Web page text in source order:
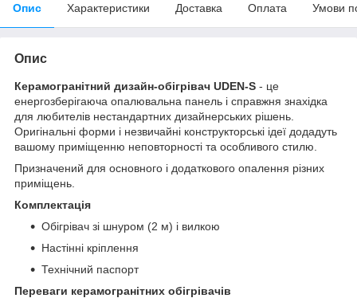
Опис Характеристики Доставка Оплата Умови
Опис
Керамогранітний дизайн-обігрівач UDEN-S - це
енергозберігаюча опалювальна панель і справжня знахідка
для любителів нестандартних дизайнерських рішень.
Оригінальні форми і незвичайні конструкторські ідеї додадуть
вашому приміщенню неповторності та особливого стилю.
Призначений для основного і додаткового опалення різних
приміщень.
Комплектація
Обігрівач зі шнуром (2 м) і вилкою
Настінні кріплення
Технічний паспорт
Переваги керамогранітних обігрівачів